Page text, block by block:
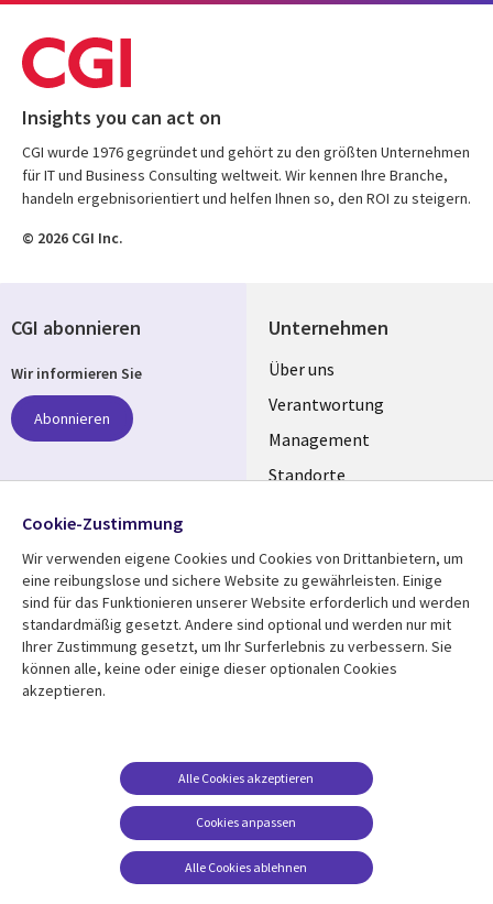
Insights you can act on
CGI wurde 1976 gegründet und gehört zu den größten Unternehmen
für IT und Business Consulting weltweit. Wir kennen Ihre Branche,
handeln ergebnisorientiert und helfen Ihnen so, den ROI zu steigern.
© 2026 CGI Inc.
Unternehmen
Useful
links
GERMANY
Über uns
Verantwortung
Management
Standorte
Mediathek
Library
GERMANY
Aktuelles
Rechtliches
Beschwerden/Hinweise
Compliance
Datenschutz
Impressum
CGI abonnieren
Wir informieren Sie
Abonnieren
Folgen Sie uns
Social
Media
GERMANY
Cookie-Zustimmung
Wir verwenden eigene Cookies und Cookies von Drittanbietern, um
eine reibungslose und sichere Website zu gewährleisten. Einige
sind für das Funktionieren unserer Website erforderlich und werden
standardmäßig gesetzt. Andere sind optional und werden nur mit
Ihrer Zustimmung gesetzt, um Ihr Surferlebnis zu verbessern. Sie
können alle, keine oder einige dieser optionalen Cookies
akzeptieren.
Cookies anpassen
Alle Cookies akzeptieren
Alle Cookies ablehnen